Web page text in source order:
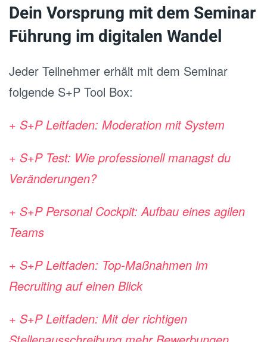
Dein Vorsprung mit dem Seminar
Führung im digitalen Wandel
Jeder Teilnehmer erhält mit dem Seminar
folgende S+P Tool Box:
+ S+P Leitfaden: Moderation mit System
+ S+P Test: Wie professionell managst du
Veränderungen?
+ S+P Personal Cockpit: Aufbau eines agilen
Teams
+ S+P Leitfaden: Top-Maßnahmen im
Recruiting auf einen Blick
+ S+P Leitfaden: Mit der richtigen